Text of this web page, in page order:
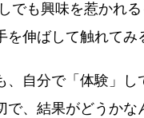
でも興味を惹かれ
を伸ばして触れてみ
、自分で「体験」し
で、結果がどうかな